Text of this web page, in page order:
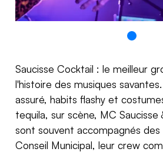
Saucisse Cocktail : le meilleur
l'histoire des musiques
assuré, habits flashy et
tequila, sur scène, MC Saucisse
sont souvent accompagnés
Conseil Municipal, leur crew